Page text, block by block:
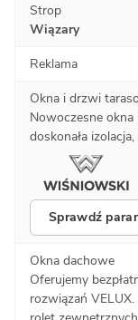
Strop
Wiązary
Reklama
Okna i drzwi
Nowoczesne
doskonała
Sprawdź
Okna dachowe
Oferujemy
rozwiązań